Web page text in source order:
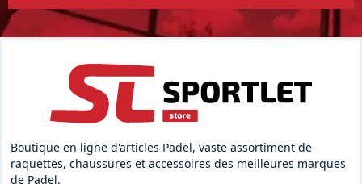
Boutique en ligne d'articles Padel, vaste assortiment de
raquettes, chaussures et accessoires des meilleures marques
de Padel.